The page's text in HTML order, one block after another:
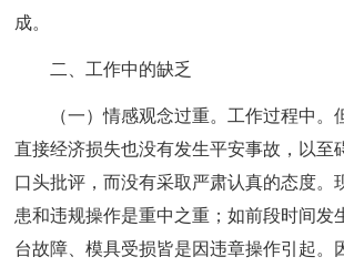
成。
二、工作中的缺乏
（一）情感观念过重。工作过程中。
直接经济损失也没有发生平安事故，以至
口头批评，而没有采取严肃认真的态度。
患和违规操作是重中之重；如前段时间发
台故障、模具受损皆是因违章操作引起。